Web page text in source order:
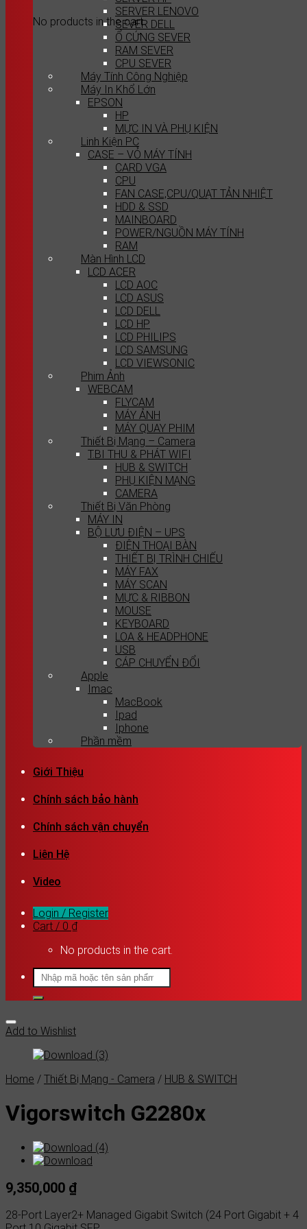
No products in the cart.
SERVER LENOVO
SEVER DELL
Ổ CỨNG SEVER
RAM SEVER
CPU SEVER
Máy Tính Công Nghiệp
Máy In Khổ Lớn
EPSON
HP
MỰC IN VÀ PHỤ KIỆN
Linh Kiện PC
CASE – VỎ MÁY TÍNH
CARD VGA
CPU
FAN CASE,CPU/QUẠT TẢN NHIỆT
HDD & SSD
MAINBOARD
POWER/NGUỒN MÁY TÍNH
RAM
Màn Hình LCD
LCD ACER
LCD AOC
LCD ASUS
LCD DELL
LCD HP
LCD PHILIPS
LCD SAMSUNG
LCD VIEWSONIC
Phim Ảnh
WEBCAM
FLYCAM
MÁY ẢNH
MÁY QUAY PHIM
Thiết Bị Mạng – Camera
T.BI THU & PHÁT WIFI
HUB & SWITCH
PHỤ KIỆN MẠNG
CAMERA
Thiết Bị Văn Phòng
MÁY IN
BỘ LƯU ĐIỆN – UPS
ĐIỆN THOẠI BÀN
THIẾT BỊ TRÌNH CHIẾU
MÁY FAX
MÁY SCAN
MỰC & RIBBON
MOUSE
KEYBOARD
LOA & HEADPHONE
USB
CÁP CHUYỂN ĐỔI
Apple
Imac
MacBook
Ipad
Iphone
Phần mềm
Giới Thiệu
Chính sách bảo hành
Chính sách vận chuyển
Liên Hệ
Video
Login / Register
Cart / 0 ₫
No products in the cart.
Search
for:
Add to Wishlist
Home / Thiết Bị Mạng - Camera / HUB & SWITCH
Vigorswitch G2280x
9,350,000 ₫
28-Port Layer2+ Managed Gigabit Switch (24 Port Gigabit + 4